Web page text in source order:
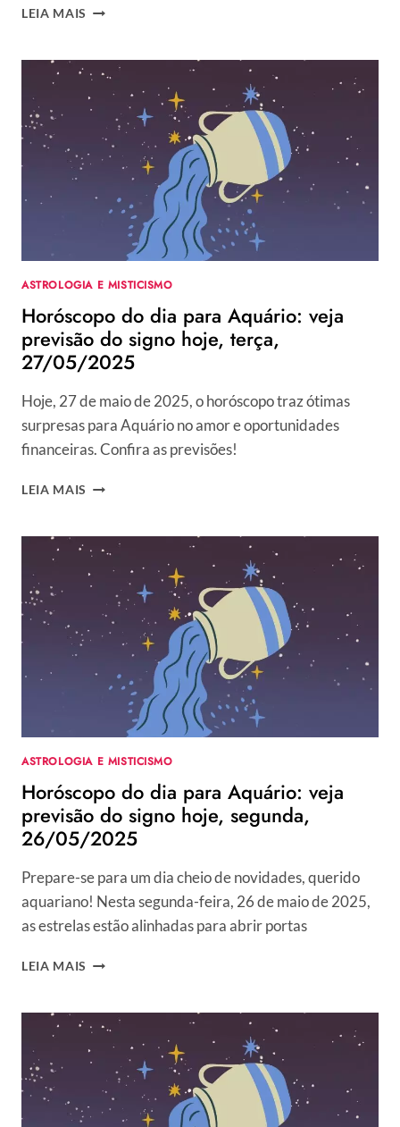
LEIA MAIS HORÓSCOPO
PARA
AQUÁRIO:
VEJA
PREVISÃO
DO
SIGNO
QUARTA,
28/05/2025
ASTROLOGIA E MISTICISMO
Horóscopo do dia para Aquário: veja
previsão do signo hoje, terça,
27/05/2025
Hoje, 27 de maio de 2025, o horóscopo traz ótimas
surpresas para Aquário no amor e oportunidades
financeiras. Confira as previsões!
LEIA MAIS HORÓSCOPO
PARA
AQUÁRIO:
VEJA
PREVISÃO
DO
SIGNO
TERÇA,
27/05/2025
ASTROLOGIA E MISTICISMO
Horóscopo do dia para Aquário: veja
previsão do signo hoje, segunda,
26/05/2025
Prepare-se para um dia cheio de novidades, querido
aquariano! Nesta segunda-feira, 26 de maio de 2025,
as estrelas estão alinhadas para abrir portas
LEIA MAIS HORÓSCOPO
PARA
AQUÁRIO:
VEJA
PREVISÃO
DO
SIGNO